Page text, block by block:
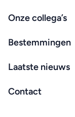
Onze collega’s
Bestemmingen
Laatste nieuws
Contact